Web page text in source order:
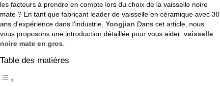
les facteurs à prendre en compte lors du choix de la vaisselle noire
mate ? En tant que fabricant leader de vaisselle en céramique avec 30
ans d'expérience dans l'industrie, Yongjian Dans cet article, nous
vous proposons une introduction détaillée pour vous aider. vaisselle
noire mate en gros.
Table des matières